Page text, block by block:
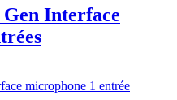
Interface